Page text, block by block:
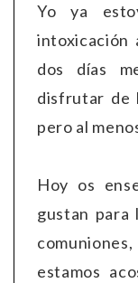
Yo ya
intoxicación
dos días
disfrutar de
pero al
Hoy os
gustan para
estamos